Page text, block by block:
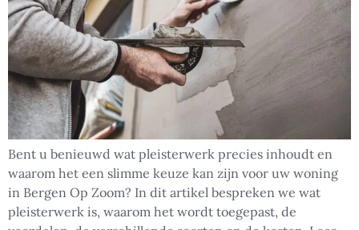
Bent u benieuwd wat pleisterwerk precies inhoudt en
waarom het een slimme keuze kan zijn voor uw woning
in Bergen Op Zoom? In dit artikel bespreken we wat
pleisterwerk is, waarom het wordt toegepast, de